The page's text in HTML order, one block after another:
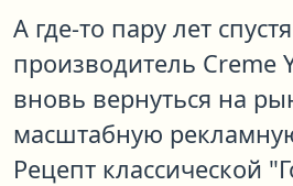
А где-то пару лет спустя
производитель Creme
вновь вернуться на
масштабную
Рецепт классической